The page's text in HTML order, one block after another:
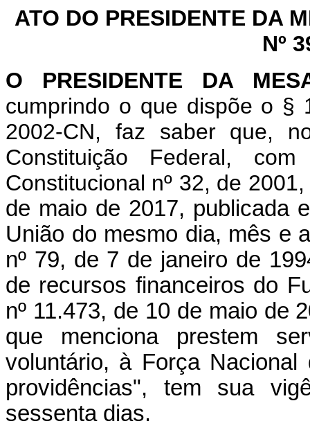
ATO DO PRESIDENTE DA
Nº
O PRESIDENTE DA
cumprindo o que dispõe o §
2002-CN, faz saber que,
Constituição Federal,
Constitucional nº 32, de
de maio de 2017, publicada
União do mesmo dia, mês e
nº 79, de 7 de janeiro de
de recursos financeiros do
nº 11.473, de 10 de maio de
que menciona prestem
voluntário, à Força
providências", tem sua
sessenta dias.